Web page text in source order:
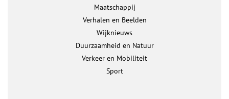
Maatschappij
Verhalen en Beelden
Wijknieuws
Duurzaamheid en Natuur
Verkeer en Mobiliteit
Sport